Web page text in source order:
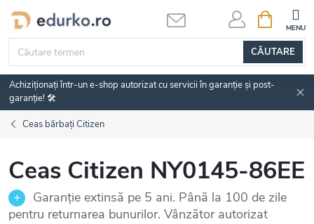
Treci
conținut
CĂUTARE
DE
Achiziționați într-un e-shop autorizat cu servicii în garanție și post-
garanție! 🛠️
Ceas bărbați Citizen
Ceas Citizen NY0145-86EE
Garanție extinsă pe 5 ani. Până la 100 de zile
pentru returnarea bunurilor. Vânzător autorizat